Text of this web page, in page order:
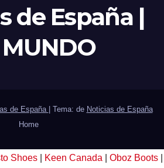
de España |
MUNDO
de España Tema: de Noticias de España
Home
Shoes Keen Canada Oboz Boots